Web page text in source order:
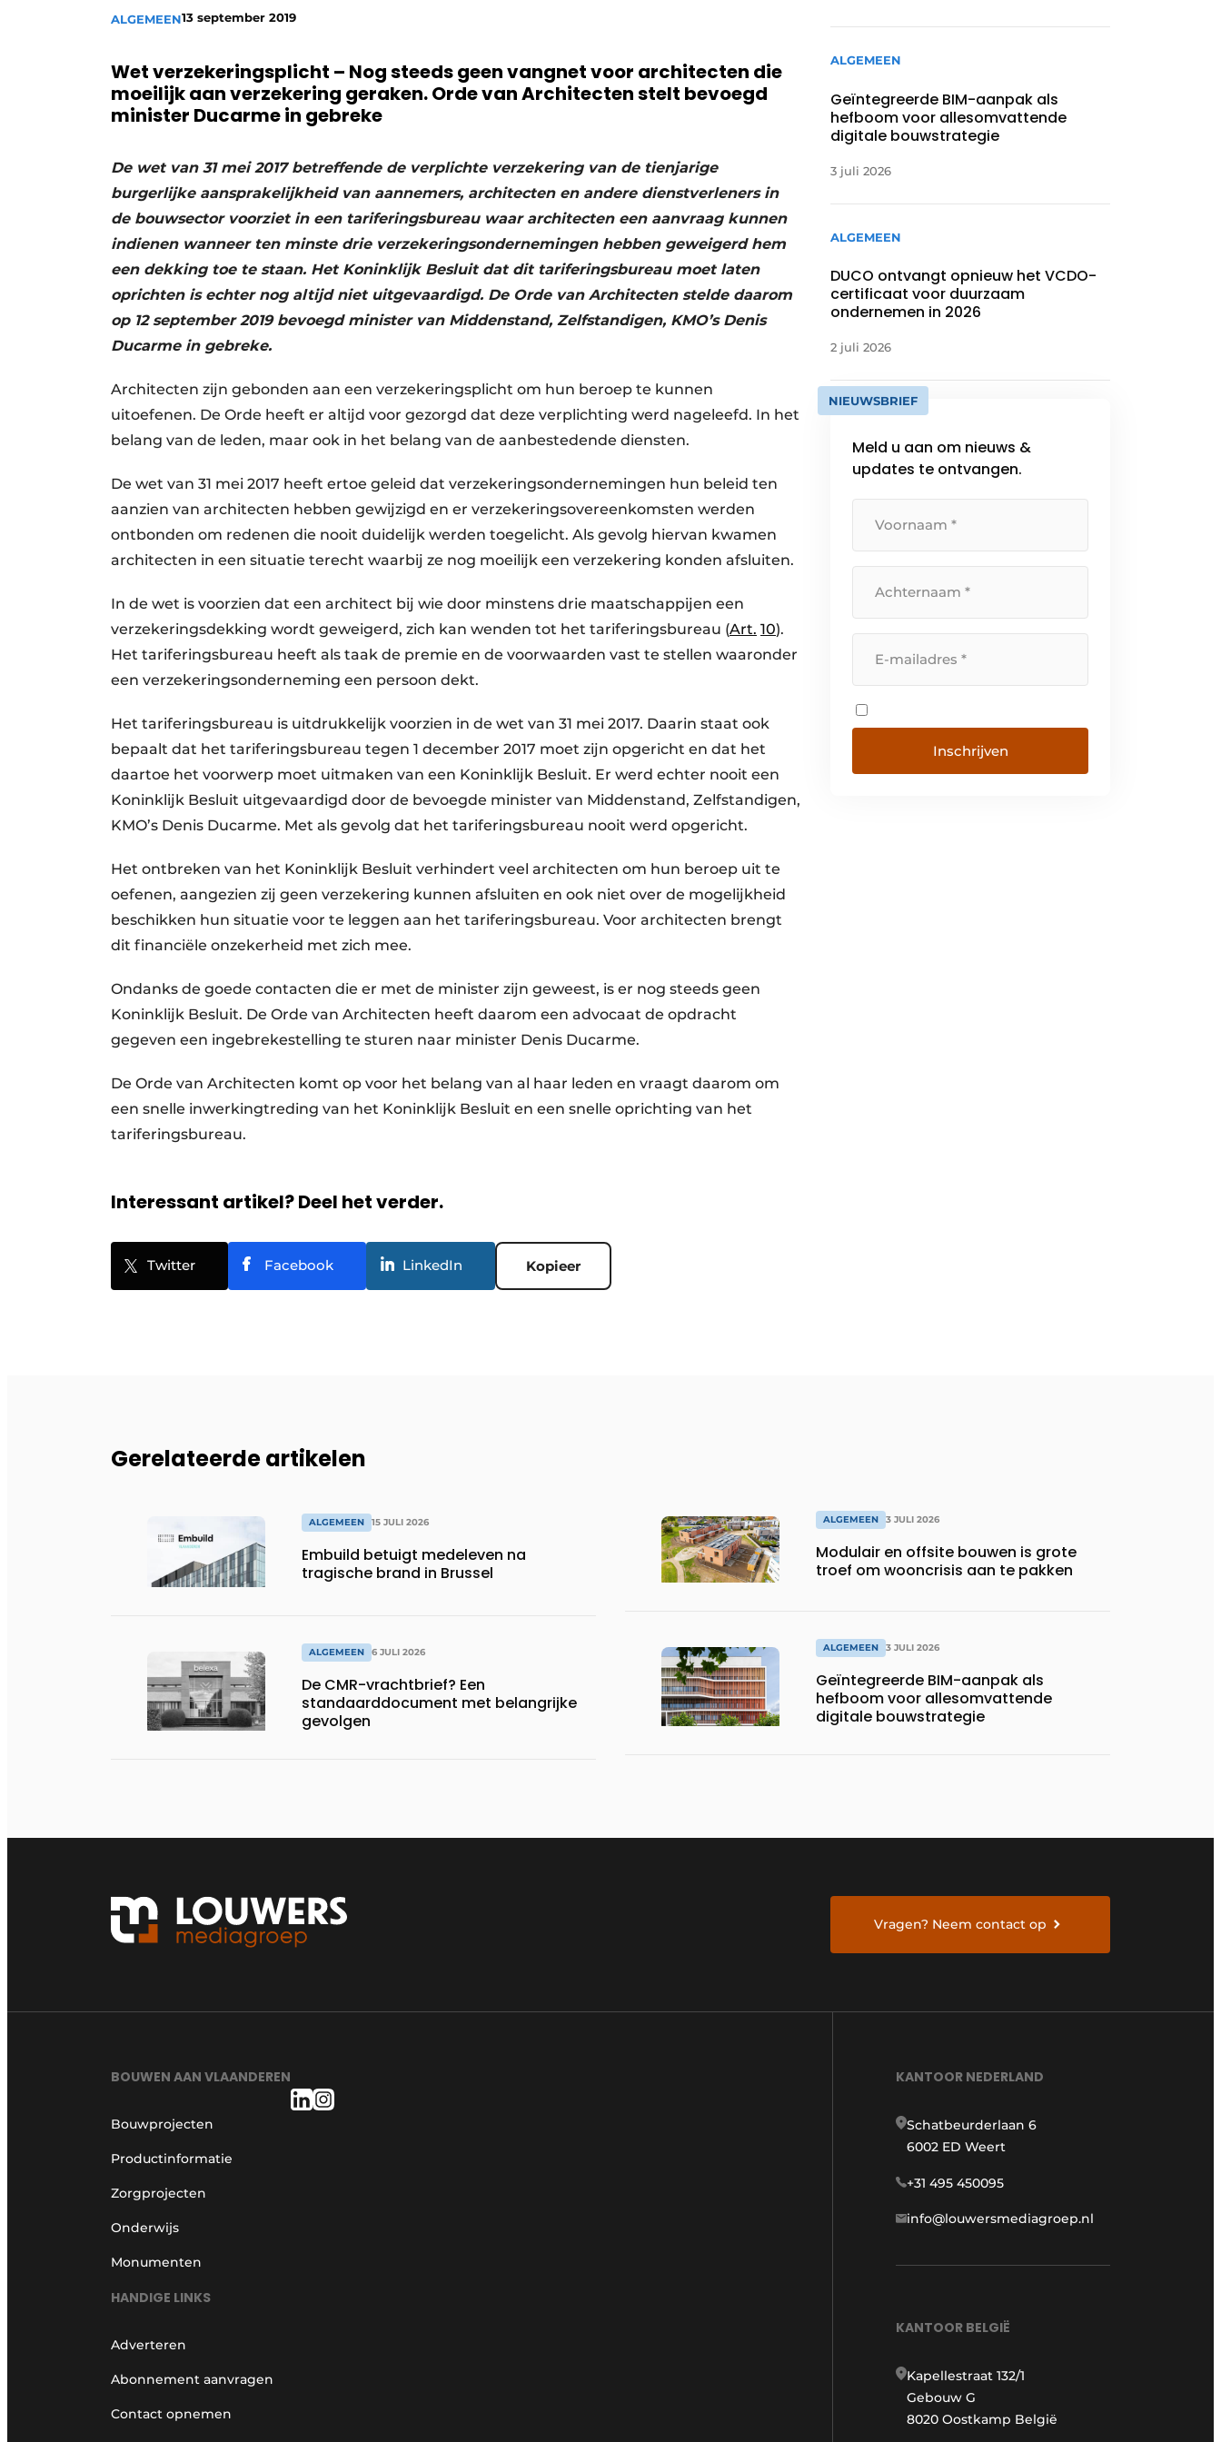
Vacature aanmelden
Video’s
Aanmelden
Bedrijven
Contact
ALGEMEEN13 september 2019
Wet verzekeringsplicht – Nog steeds geen vangnet voor architecten die
moeilijk aan verzekering geraken. Orde van Architecten stelt bevoegd
minister Ducarme in gebreke
De wet van 31 mei 2017 betreffende de verplichte verzekering van de tienjarige
burgerlijke aansprakelijkheid van aannemers, architecten en andere dienstverleners in
de bouwsector voorziet in een tariferingsbureau waar architecten een aanvraag kunnen
indienen wanneer ten minste drie verzekeringsondernemingen hebben geweigerd hem
een dekking toe te staan. Het Koninklijk Besluit dat dit tariferingsbureau moet laten
oprichten is echter nog altijd niet uitgevaardigd. De Orde van Architecten stelde daarom
op 12 september 2019 bevoegd minister van Middenstand, Zelfstandigen, KMO’s Denis
Ducarme in gebreke.
Architecten zijn gebonden aan een verzekeringsplicht om hun beroep te kunnen
uitoefenen. De Orde heeft er altijd voor gezorgd dat deze verplichting werd nageleefd. In het
belang van de leden, maar ook in het belang van de aanbestedende diensten.
De wet van 31 mei 2017 heeft ertoe geleid dat verzekeringsondernemingen hun beleid ten
aanzien van architecten hebben gewijzigd en er verzekeringsovereenkomsten werden
ontbonden om redenen die nooit duidelijk werden toegelicht. Als gevolg hiervan kwamen
architecten in een situatie terecht waarbij ze nog moeilijk een verzekering konden afsluiten.
In de wet is voorzien dat een architect bij wie door minstens drie maatschappijen een
verzekeringsdekking wordt geweigerd, zich kan wenden tot het tariferingsbureau (Art. 10).
Het tariferingsbureau heeft als taak de premie en de voorwaarden vast te stellen waaronder
een verzekeringsonderneming een persoon dekt.
Het tariferingsbureau is uitdrukkelijk voorzien in de wet van 31 mei 2017. Daarin staat ook
bepaalt dat het tariferingsbureau tegen 1 december 2017 moet zijn opgericht en dat het
daartoe het voorwerp moet uitmaken van een Koninklijk Besluit. Er werd echter nooit een
Koninklijk Besluit uitgevaardigd door de bevoegde minister van Middenstand, Zelfstandigen,
KMO’s Denis Ducarme. Met als gevolg dat het tariferingsbureau nooit werd opgericht.
Het ontbreken van het Koninklijk Besluit verhindert veel architecten om hun beroep uit te
oefenen, aangezien zij geen verzekering kunnen afsluiten en ook niet over de mogelijkheid
beschikken hun situatie voor te leggen aan het tariferingsbureau. Voor architecten brengt
dit financiële onzekerheid met zich mee.
Ondanks de goede contacten die er met de minister zijn geweest, is er nog steeds geen
Koninklijk Besluit. De Orde van Architecten heeft daarom een advocaat de opdracht
gegeven een ingebrekestelling te sturen naar minister Denis Ducarme.
De Orde van Architecten komt op voor het belang van al haar leden en vraagt daarom om
een snelle inwerkingtreding van het Koninklijk Besluit en een snelle oprichting van het
tariferingsbureau.
Interessant artikel? Deel het verder.
Twitter Facebook LinkedIn Kopieer
ALGEMEEN
Geïntegreerde BIM-aanpak als
hefboom voor allesomvattende
digitale bouwstrategie
3 juli 2026
ALGEMEEN
DUCO ontvangt opnieuw het VCDO-
certificaat voor duurzaam
ondernemen in 2026
2 juli 2026
NIEUWSBRIEF
Meld u aan om nieuws &
updates te ontvangen.
Gerelateerde artikelen
ALGEMEEN 15 JULI 2026
Embuild betuigt medeleven na
tragische brand in Brussel
ALGEMEEN 6 JULI 2026
De CMR-vrachtbrief? Een
standaarddocument met belangrijke
gevolgen
ALGEMEEN 3 JULI 2026
Modulair en offsite bouwen is grote
troef om wooncrisis aan te pakken
ALGEMEEN 3 JULI 2026
Geïntegreerde BIM-aanpak als
hefboom voor allesomvattende
digitale bouwstrategie
Vragen? Neem contact op
BOUWEN AAN VLAANDEREN
Bouwprojecten
Productinformatie
Zorgprojecten
Onderwijs
Monumenten
HANDIGE LINKS
Adverteren
Abonnement aanvragen
Contact opnemen
KANTOOR NEDERLAND
Schatbeurderlaan 6
6002 ED Weert
+31 495 450095
info@louwersmediagroep.nl
KANTOOR BELGIË
Kapellestraat 132/1
Gebouw G
8020 Oostkamp België